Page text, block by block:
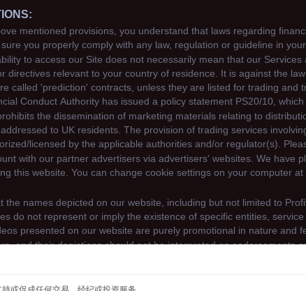
your browsing experience. By continuing to use our